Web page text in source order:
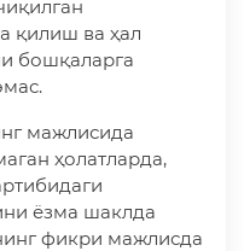
қилиш ва ҳал
бошқаларга
мажлисида
ҳолатларда,
ёзма шаклда
фикри мажлисда